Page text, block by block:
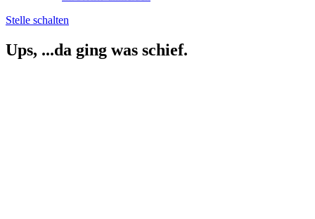
Stelle schalten
Ups, ...da ging was schief.